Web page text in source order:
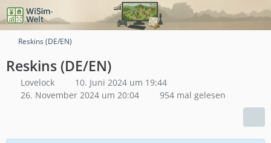
Reskins (DE/EN)
Reskins (DE/EN)
Lovelock
10. Juni 2024 um 19:44
26. November 2024 um 20:04
954 mal gelesen